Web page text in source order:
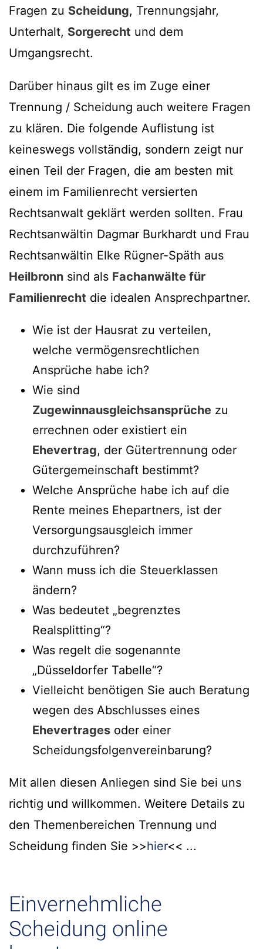
Fragen zu Scheidung, Trennungsjahr,
Unterhalt, Sorgerecht und dem
Umgangsrecht.
Darüber hinaus gilt es im Zuge einer
Trennung / Scheidung auch weitere Fragen
zu klären. Die folgende Auflistung ist
keineswegs vollständig, sondern zeigt nur
einen Teil der Fragen, die am besten mit
einem im Familienrecht versierten
Rechtsanwalt geklärt werden sollten. Frau
Rechtsanwältin Dagmar Burkhardt und Frau
Rechtsanwältin Elke Rügner-Späth aus
Heilbronn sind als Fachanwälte für
Familienrecht die idealen Ansprechpartner.
Wie ist der Hausrat zu verteilen,
welche vermögensrechtlichen
Ansprüche habe ich?
Wie sind
Zugewinnausgleichsansprüche zu
errechnen oder existiert ein
Ehevertrag, der Gütertrennung oder
Gütergemeinschaft bestimmt?
Welche Ansprüche habe ich auf die
Rente meines Ehepartners, ist der
Versorgungsausgleich immer
durchzuführen?
Wann muss ich die Steuerklassen
ändern?
Was bedeutet „begrenztes
Realsplitting“?
Was regelt die sogenannte
„Düsseldorfer Tabelle“?
Vielleicht benötigen Sie auch Beratung
wegen des Abschlusses eines
Ehevertrages oder einer
Scheidungsfolgenvereinbarung?
Mit allen diesen Anliegen sind Sie bei uns
richtig und willkommen. Weitere Details zu
den Themenbereichen Trennung und
Scheidung finden Sie >>hier<< ...
Einvernehmliche
Scheidung online